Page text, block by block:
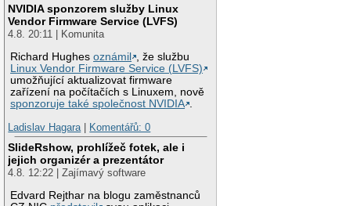
NVIDIA sponzorem služby Linux
Vendor Firmware Service (LVFS)
4.8. 20:11 | Komunita
Richard Hughesoznámil
, že službu
Linux Vendor Firmware Service (LVFS)
umožňující aktualizovat firmware
zařízení na počítačích s Linuxem, nově
sponzoruje také společnost NVIDIA .
Ladislav Hagara | Komentářů: 0
SlideRshow, prohlížeč fotek, ale i
jejich organizér a prezentátor
4.8. 12:22 | Zajímavý software
Edvard Rejthar na blogu zaměstnanců